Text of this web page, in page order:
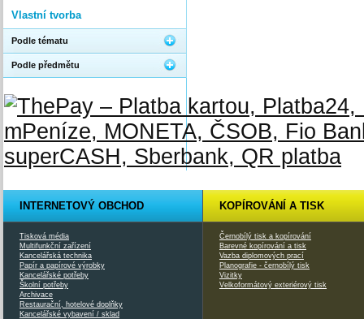
Vlastní tvorba
Podle tématu
Podle předmětu
INTERNETOVÝ OBCHOD
Tisková média
Multifunkční zařízení
Kancelářská technika
Papír a papírové výrobky
Kancelářské potřeby
Školní potřeby
Archivace
Restaurační, hotelové doplňky
Kancelářské vybavení / sklad
KOPÍROVÁNÍ A TISK
Černobílý tisk a kopírování
Barevné kopírování a tisk
Vazba diplomových prací
Planografie - černobílý tisk
Vizitky
Velkoformátový exteriérový tisk